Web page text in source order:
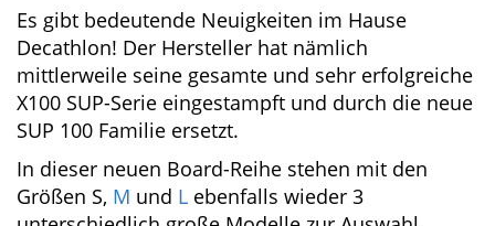
Es gibt bedeutende Neuigkeiten im Hause
Decathlon! Der Hersteller hat nämlich
mittlerweile seine gesamte und sehr
erfolgreiche X100 SUP-Serie eingestampft und
durch die neue SUP 100 Familie ersetzt.
In dieser neuen Board-Reihe stehen mit den
Größen S, M und L ebenfalls wieder 3